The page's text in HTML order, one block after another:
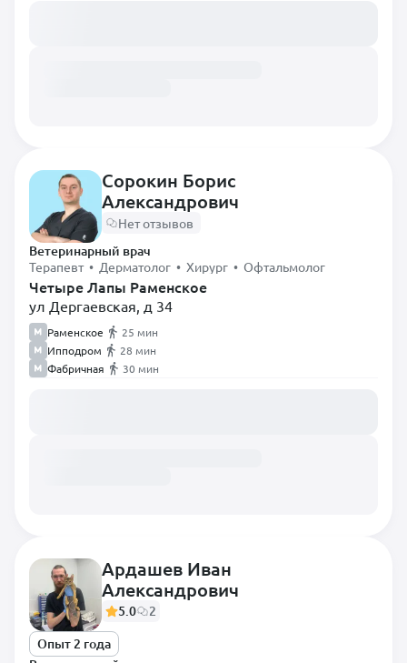
Сорокин Борис
Александрович
Нет отзывов
Ветеринарный врач
Терапевт • Дерматолог • Хирург • Офтальмолог
Четыре Лапы Раменское
ул Дергаевская, д 34
Раменское
25 мин
Ипподром
28 мин
Фабричная
30 мин
Ардашев Иван
Александрович
5.0
2
Опыт 2 года